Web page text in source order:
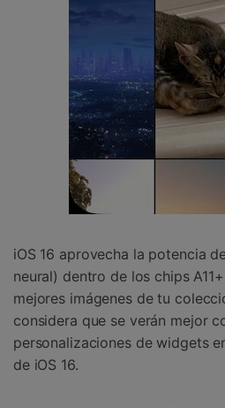
iOS 16 aprovecha la potencia
neural) dentro de los chips
mejores imágenes de tu
considera que se verán mejor
personalizaciones de widgets
de iOS 16.